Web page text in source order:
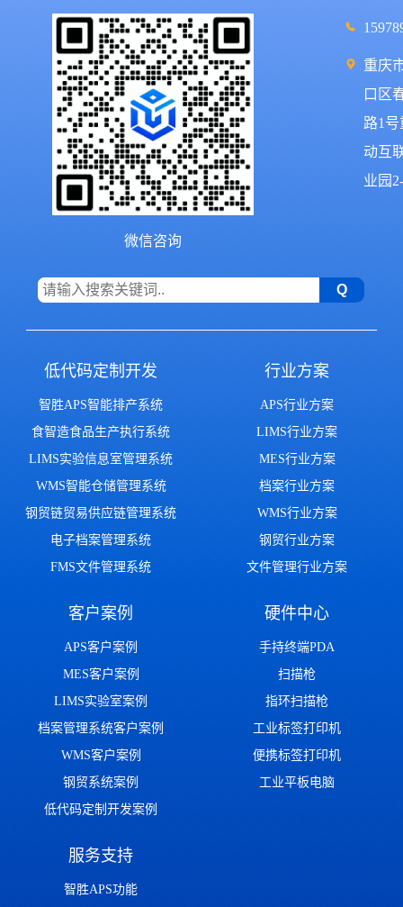
微信咨询
重庆
口区
路1
动互
业园
低代码定制开发
智胜APS智能排产系统
食智造食品生产执行系统
LIMS实验信息室管理系统
WMS智能仓储管理系统
钢贸链贸易供应链管理系统
电子档案管理系统
FMS文件管理系统
行业方案
APS行业方案
LIMS行业方案
MES行业方案
档案行业方案
WMS行业方案
钢贸行业方案
文件管理行业方案
客户案例
APS客户案例
MES客户案例
LIMS实验室案例
档案管理系统客户案例
WMS客户案例
钢贸系统案例
低代码定制开发案例
硬件中心
手持终端PDA
扫描枪
指环扫描枪
工业标签打印机
便携标签打印机
工业平板电脑
服务支持
智胜APS功能